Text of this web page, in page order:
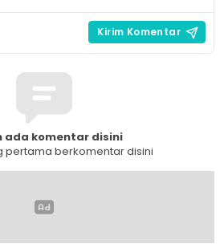
ada komentar disini
pertama berkomentar disini